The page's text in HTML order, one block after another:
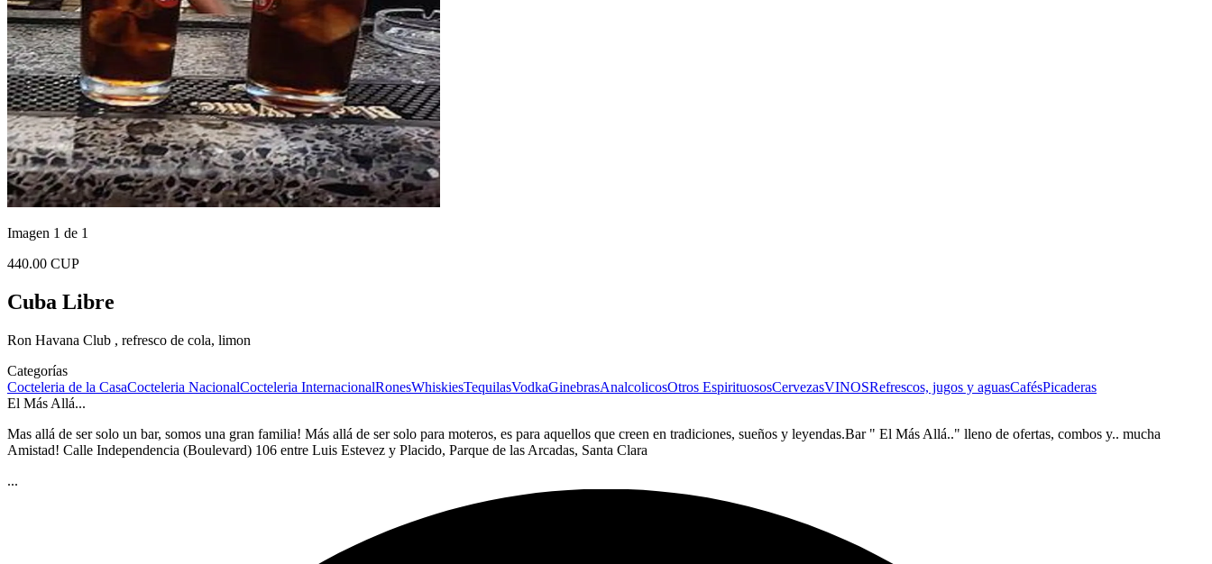
Imagen 1 de 1
440.00 CUP
Cuba Libre
Ron Havana Club , refresco de cola, limon
Categorías
Cocteleria de la CasaCocteleria NacionalCocteleria InternacionalRonesWhiskiesTequilasVodkaGinebrasAnalcolicosOtros EspirituososCervezasVINOSRefrescos, jugos y aguasCafésPicaderas
El Más Allá...
Mas allá de ser solo un bar, somos una gran familia! Más allá de ser solo para moteros, es para aquellos que creen en tradiciones, sueños y leyendas.Bar " El Más Allá.." lleno de ofertas, combos y.. mucha
Amistad! Calle Independencia (Boulevard) 106 entre Luis Estevez y Placido, Parque de las Arcadas, Santa Clara
...